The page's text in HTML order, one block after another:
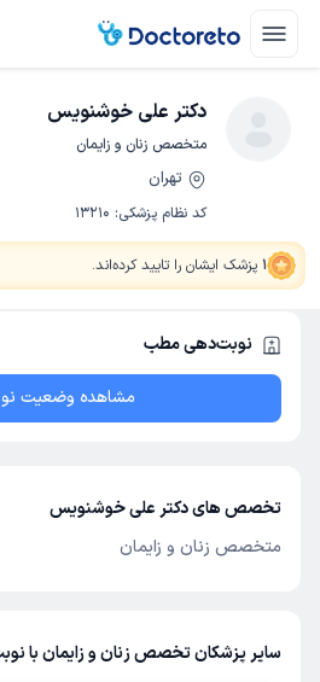
دکتر علی خوشنویس
متخصص زنان و زایمان
تهران
کد نظام پزشکی:
13210
1 پزشک ایشان را تایید کرده‌اند.
نوبت‌دهی مطب
مشاهده وضعیت
تخصص های دکتر علی خوشنویس
متخصص زنان و زایمان
سایر پزشکان تخصص زنان و زایمان با